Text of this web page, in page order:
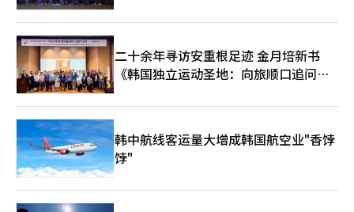
二十余年寻访安重根足迹 金月培新书
《韩国独立运动圣地：向旅顺口追问历
韩中航线客运量大增成韩国航空业"香饽
饽"